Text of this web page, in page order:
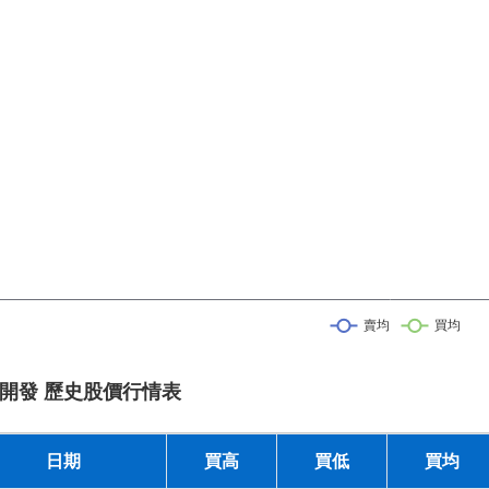
發 歷史股價行情表
日期 買高 買低 買均